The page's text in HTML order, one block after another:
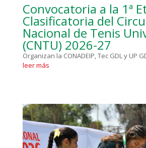
Convocatoria a la 1ª
Clasificatoria del
Nacional de Tenis
(CNTU) 2026-27
Organizan la CONADEIP, Tec GDL y UP
leer más